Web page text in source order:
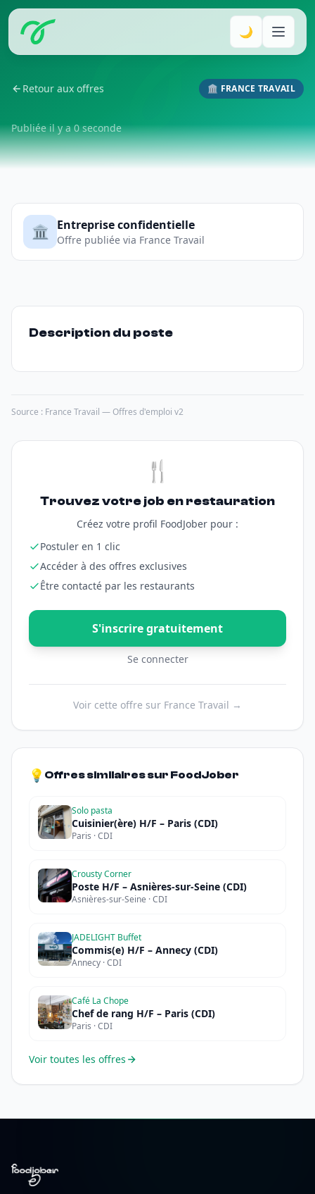
🌙
Retour aux offres 🏛️ FRANCE TRAVAIL
Publiée il y a 0 seconde
🏛️ Entreprise confidentielle
Offre publiée via France Travail
Description du poste
Source : France Travail — Offres d'emploi v2
🍴
Trouvez votre job en restauration
Créez votre profil FoodJober pour :
Postuler en 1 clic
Accéder à des offres exclusives
Être contacté par les restaurants
S'inscrire gratuitement
Se connecter
Voir cette offre sur France Travail →
💡 Offres similaires sur FoodJober
Solo pasta
Cuisinier(ère) H/F – Paris (CDI)
Paris · CDI
Crousty Corner
Poste H/F – Asnières-sur-Seine (CDI)
Asnières-sur-Seine · CDI
JADELIGHT Buffet
Commis(e) H/F – Annecy (CDI)
Annecy · CDI
Café La Chope
Chef de rang H/F – Paris (CDI)
Paris · CDI
Voir toutes les offres